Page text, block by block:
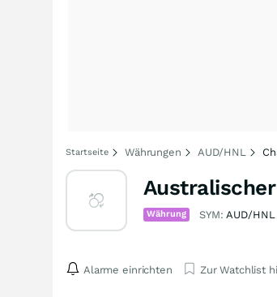
Startseite Währungen AUD/HNL
Währung SYM:AUD/HNL
Alarme einrichten Zur Watchlist